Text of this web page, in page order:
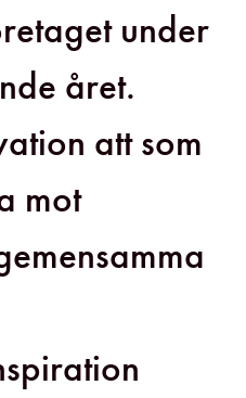
under
året.
att som
mot